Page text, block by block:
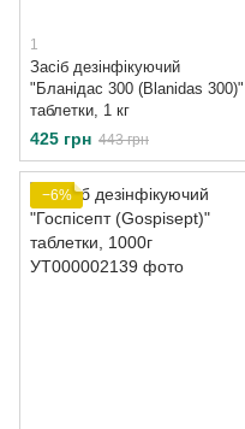
1
Засіб дезінфікуючий
"Бланідас 300 (Blanidas 300)"
таблетки, 1 кг
425 грн 443 грн
−6%